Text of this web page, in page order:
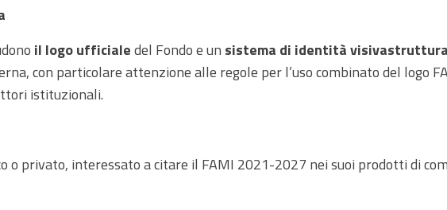
il logo ufficialedel Fondo e un sistema di identità visiva
con particolare attenzione alle regole per l’uso combinato del logo
istituzionali.
o privato, interessato a citare il FAMI 2021-2027 nei suoi prodotti di